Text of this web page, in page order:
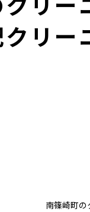
リー
南篠崎町の